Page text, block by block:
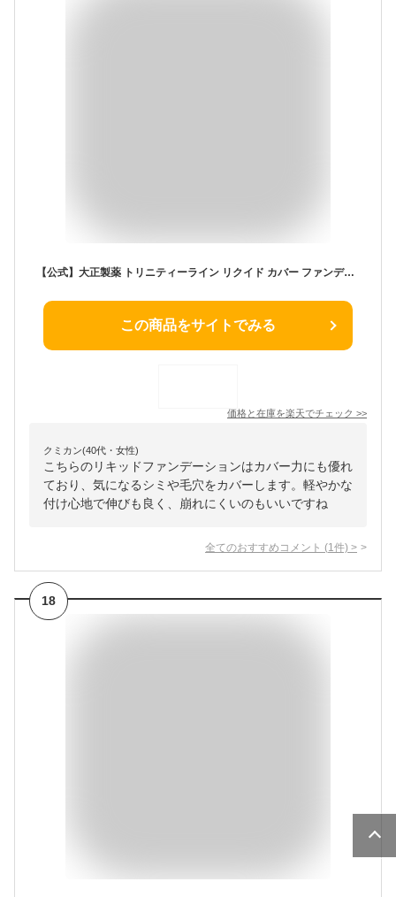
【公式】大正製薬 トリニティーライン リクイド カバー ファンデーション 30g トリニティー スキンケア ベースメイク OC−02OC−01 BE−01
この商品をサイトでみる
価格と在庫を楽天でチェック >>
クミカン(40代・女性)
こちらのリキッドファンデーションはカバー力にも優れ
ており、気になるシミや毛穴をカバーします。軽やかな
付け心地で伸びも良く、崩れにくいのもいいですね
全てのおすすめコメント (1 件) >
18